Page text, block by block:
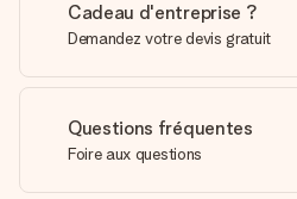
Cadeau d'entreprise ?
Demandez votre devis gratuit
Questions fréquentes
Foire aux questions